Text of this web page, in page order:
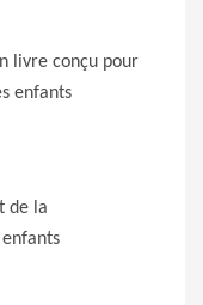
livre conçu pour
enfants
de la